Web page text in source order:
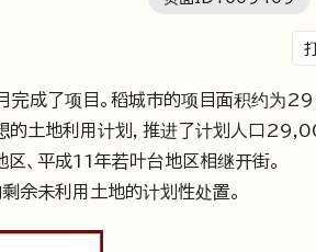
了项目。稻城市的项目面积约为292
土地利用计划，推进了计划人口
、平成11年若叶台地区相继开街。
余未利用土地的计划性处置。